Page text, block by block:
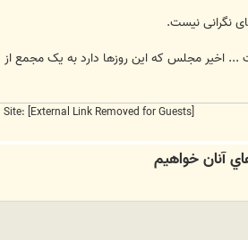
نگرانی نیست.
اخیر مجلس که این روزها دارد به یک مجمع
Site: [External Link Removed for Guests]